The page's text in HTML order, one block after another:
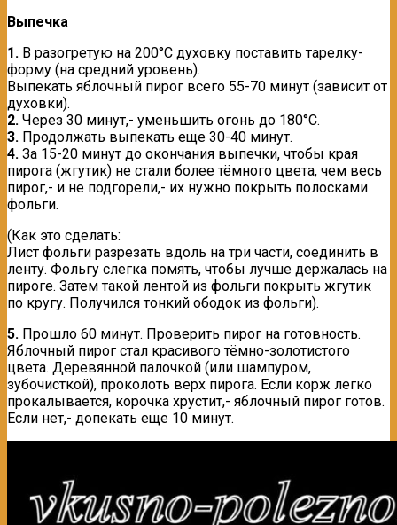
Выпечка
1. В разогретую на 200°С духовку поставить тарелку-
форму (на средний уровень).
Выпекать яблочный пирог всего 55-70 минут (зависит от
духовки).
2. Через 30 минут,- уменьшить огонь до 180°С.
3. Продолжать выпекать еще 30-40 минут.
4. За 15-20 минут до окончания выпечки, чтобы края
пирога (жгутик) не стали более тёмного цвета, чем весь
пирог,- и не подгорели,- их нужно покрыть полосками
фольги.
(Как это сделать:
Лист фольги разрезать вдоль на три части, соединить в
ленту. Фольгу слегка помять, чтобы лучше держалась на
пироге. Затем такой лентой из фольги покрыть жгутик
по кругу. Получился тонкий ободок из фольги).
5. Прошло 60 минут. Проверить пирог на готовность.
Яблочный пирог стал красивого тёмно-золотистого
цвета. Деревянной палочкой (или шампуром,
зубочисткой), проколоть верх пирога. Если корж легко
прокалывается, корочка хрустит,- яблочный пирог готов.
Если нет,- допекать еще 10 минут.